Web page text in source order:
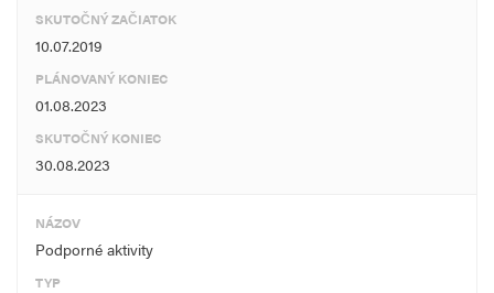
SKUTOČNÝ ZAČIATOK
10.07.2019
PLÁNOVANÝ KONIEC
01.08.2023
SKUTOČNÝ KONIEC
30.08.2023
NÁZOV
Podporné aktivity
TYP